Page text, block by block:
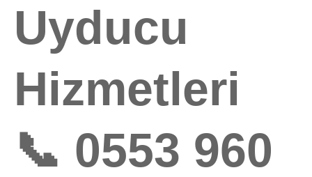
Uyducu
Hizmetleri
📞 0553 960